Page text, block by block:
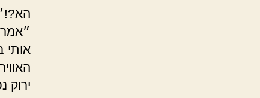
אותי
ירוק